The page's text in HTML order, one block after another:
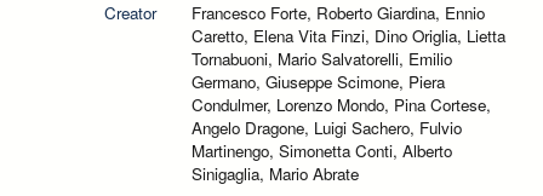
Creator
Francesco Forte, Roberto Giardina, Ennio
Caretto, Elena Vita Finzi, Dino Origlia, Lietta
Tornabuoni, Mario Salvatorelli, Emilio
Germano, Giuseppe Scimone, Piera
Condulmer, Lorenzo Mondo, Pina Cortese,
Angelo Dragone, Luigi Sachero, Fulvio
Martinengo, Simonetta Conti, Alberto
Sinigaglia, Mario Abrate